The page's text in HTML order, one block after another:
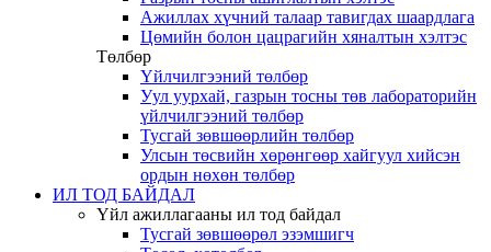
Ажиллах хүчний талаар тавигдах шаардлага
Цөмийн болон цацрагийн хяналтын хэлтэс
Төлбөр
Үйлчилгээний төлбөр
Уул уурхай, газрын тосны төв лабораторийн
үйлчилгээний төлбөр
Тусгай зөвшөөрлийн төлбөр
Улсын төсвийн хөрөнгөөр хайгуул хийсэн
ордын нөхөн төлбөр
ИЛ ТОД БАЙДАЛ
Үйл ажиллагааны ил тод байдал
Тусгай зөвшөөрөл эзэмшигч